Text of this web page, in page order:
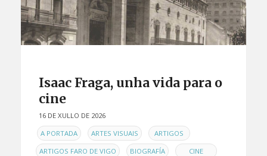
Isaac Fraga, unha vida para o
cine
16 DE XULLO DE 2026
ENA PORTADA , ARTES VISUAIS , ARTIGOS ,
ARTIGOS FARO DE VIGO , BIOGRAFÍA , CINE ,